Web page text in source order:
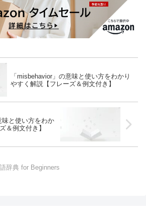
「misbehavior」の意味と使い方をわかり
やすく解説【フレーズ＆例文付き】
味と使い方をわか
＆例文付き】
辞典 for Beginners